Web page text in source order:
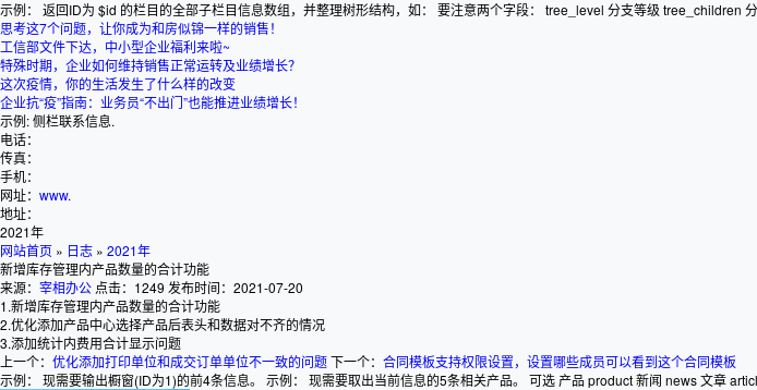
示例： 返回ID为 $id 的栏目的全部子栏目信息数组，并整理树形结构，如： 要注意两个字段： tree_level 分支等级
思考这7个问题，让你成为和房似锦一样的销售！
工信部文件下达，中小型企业福利来啦~
特殊时期，企业如何维持销售正常运转及业绩增长？
这次疫情，你的生活发生了什么样的改变
企业抗“疫”指南：业务员“不出门”也能推进业绩增长！
示例: 侧栏联系信息.
电话：
传真：
手机：
网址： www.
地址：
2021年
网站首页 » 日志 » 2021年
新增库存管理内产品数量的合计功能
来源： 宰相办公 点击：1249 发布时间：2021-07-20
1.新增库存管理内产品数量的合计功能
2.优化添加产品中心选择产品后表头和数据对不齐的情况
3.添加统计内费用合计显示问题
上一个： 优化添加打印单位和成交订单单位不一致的问题下一个： 合同模板支持权限设置，设置哪些成员可以看到这个合同模板
示例： 现需要输出橱窗(ID为1)的前4条信息。 示例： 现需要取出当前信息的5条相关产品。 可选 产品 product 新闻 news 文章